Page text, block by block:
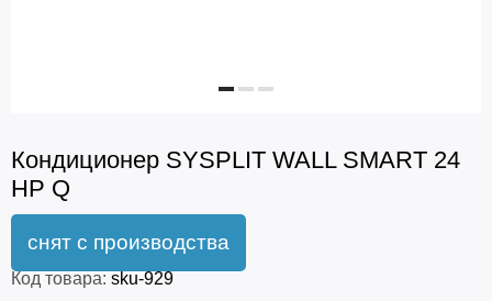
Кондиционер SYSPLIT WALL SMART 24
HP Q
Код товара: sku-929